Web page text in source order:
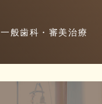
一般歯科・審美治療